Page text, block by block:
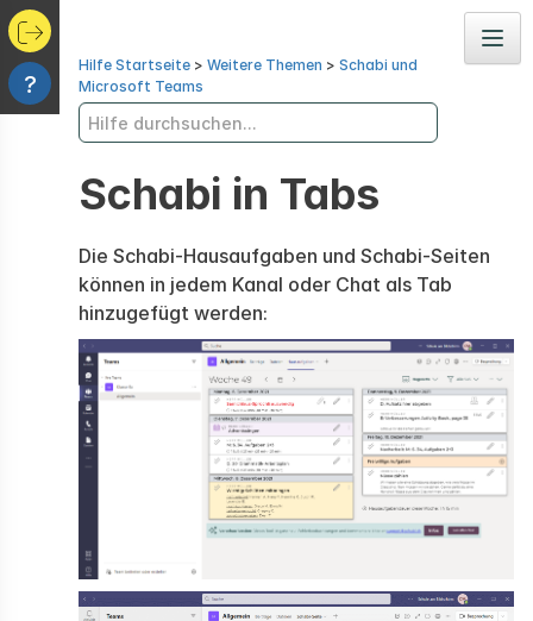
?
Hilfe Startseite > Weitere Themen > Schabi und
Microsoft Teams
Schabi in Tabs
Die Schabi-Hausaufgaben und Schabi-Seiten
können in jedem Kanal oder Chat als Tab
hinzugefügt werden: